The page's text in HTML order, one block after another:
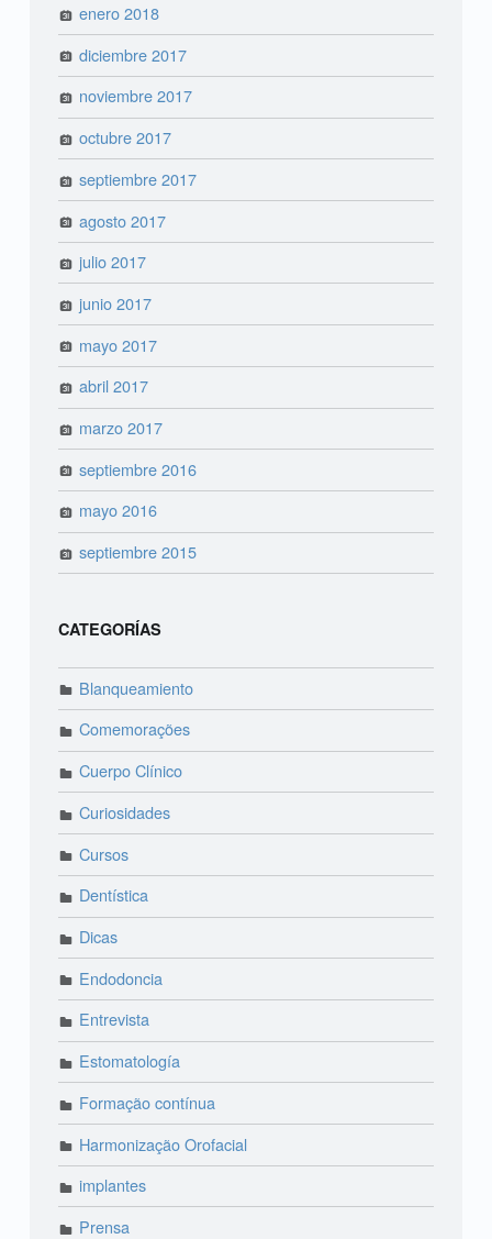
enero 2018
diciembre 2017
noviembre 2017
octubre 2017
septiembre 2017
agosto 2017
julio 2017
junio 2017
mayo 2017
abril 2017
marzo 2017
septiembre 2016
mayo 2016
septiembre 2015
CATEGORÍAS
Blanqueamiento
Comemorações
Cuerpo Clínico
Curiosidades
Cursos
Dentística
Dicas
Endodoncia
Entrevista
Estomatología
Formação contínua
Harmonização Orofacial
implantes
Prensa